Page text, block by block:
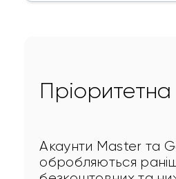
Акаунти Master та
обробляються